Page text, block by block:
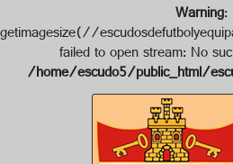
Warning:
getimagesize(//
failed to open stream: No
/home/escudo5/public_html/